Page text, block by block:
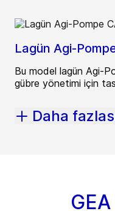
Lagün Agi-
Bu model lagün Agi-
gübre yönetimi için
Daha